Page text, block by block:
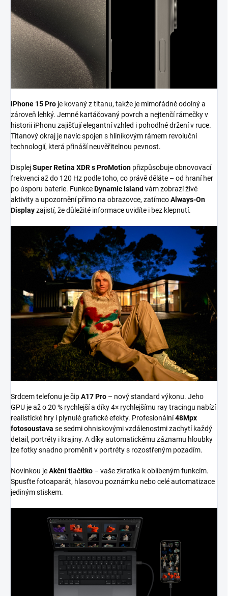
iPhone 15 Pro je kovaný z titanu, takže je mimořádně odolný a
zároveň lehký. Jemně kartáčovaný povrch a nejtenčí rámečky v
historii iPhonu zajišťují elegantní vzhled i pohodlné držení v ruce.
Titanový okraj je navíc spojen s hliníkovým rámem revoluční
technologií, která přináší neuvěřitelnou pevnost.
DisplejSuper Retina XDR s ProMotion přizpůsobuje obnovovací
frekvenci až do 120 Hz podle toho, co právě děláte – od hraní her
po úsporu baterie. FunkceDynamic Island vám zobrazí živé
aktivity a upozornění přímo na obrazovce, zatímcoAlways-On
Displayzajistí, že důležité informace uvidíte i bez klepnutí.
Srdcem telefonu je čipA17 Pro – nový standard výkonu. Jeho
GPU je až o 20 % rychlejší a díky 4× rychlejšímu ray tracingu nabízí
realistické hry i plynulé grafické efekty. Profesionální48Mpx
fotosoustava se sedmi ohniskovými vzdálenostmi zachytí každý
detail, portréty i krajiny. A díky automatickému záznamu hloubky
lze fotky snadno proměnit v portréty s rozostřeným pozadím.
Novinkou jeAkční tlačítko – vaše zkratka k oblíbeným funkcím.
Spusťte fotoaparát, hlasovou poznámku nebo celé automatizace
jediným stiskem.